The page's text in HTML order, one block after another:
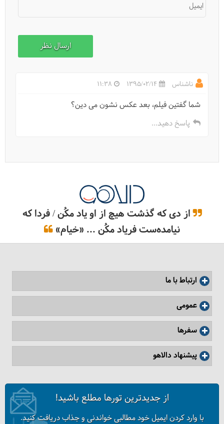
ایمیل
ناشناس 1395/02/14
11:38
شما گفتین فیلم، بعد عکس نشون می دین؟
پاسخ دهید...
از دی که گذشت هیچ از او یاد مکُن / فردا که
نیامده‌ست فریاد مکُن ... «خیام»
ارتباط با ما
عمومی
سفرها
پیشنهاد دالاهو
از جدیدترین تورها مطلع باشید!
با وارد کردن ایمیل خود مطالبی خواندنی و جذاب دریافت کنید.